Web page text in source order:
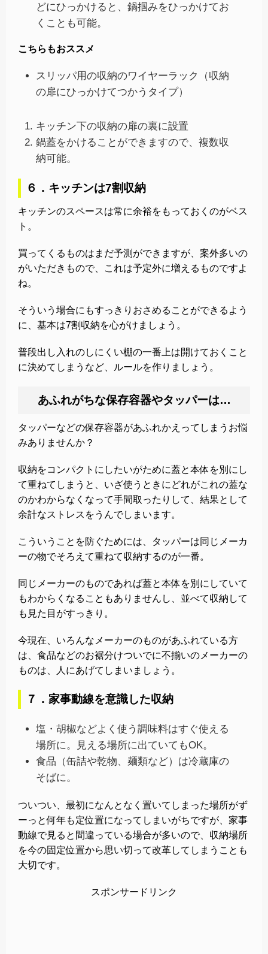
どにひっかけると、鍋掴みをひっかけてお
くことも可能。
こちらもおススメ
スリッパ用の収納のワイヤーラック（収納
の扉にひっかけてつかうタイプ）
キッチン下の収納の扉の裏に設置
鍋蓋をかけることができますので、複数収
納可能。
６．キッチンは7割収納
キッチンのスペースは常に余裕をもっておくのがベス
ト。
買ってくるものはまだ予測ができますが、案外多いの
がいただきもので、これは予定外に増えるものですよ
ね。
そういう場合にもすっきりおさめることができるよう
に、基本は7割収納を心がけましょう。
普段出し入れのしにくい棚の一番上は開けておくこと
に決めてしまうなど、ルールを作りましょう。
あふれがちな保存容器やタッパーは…
タッパーなどの保存容器があふれかえってしまうお悩
みありませんか？
収納をコンパクトにしたいがために蓋と本体を別にし
て重ねてしまうと、いざ使うときにどれがこれの蓋な
のかわからなくなって手間取ったりして、結果として
余計なストレスをうんでしまいます。
こういうことを防ぐためには、タッパーは同じメーカ
ーの物でそろえて重ねて収納するのが一番。
同じメーカーのものであれば蓋と本体を別にしていて
もわからくなることもありませんし、並べて収納して
も見た目がすっきり。
今現在、いろんなメーカーのものがあふれている方
は、食品などのお裾分けついでに不揃いのメーカーの
ものは、人にあげてしまいましょう。
７．家事動線を意識した収納
塩・胡椒などよく使う調味料はすぐ使える
場所に。見える場所に出ていてもOK。
食品（缶詰や乾物、麺類など）は冷蔵庫の
そばに。
ついつい、最初になんとなく置いてしまった場所がず
ーっと何年も定位置になってしまいがちですが、家事
動線で見ると間違っている場合が多いので、収納場所
を今の固定位置から思い切って改革してしまうことも
大切です。
スポンサードリンク